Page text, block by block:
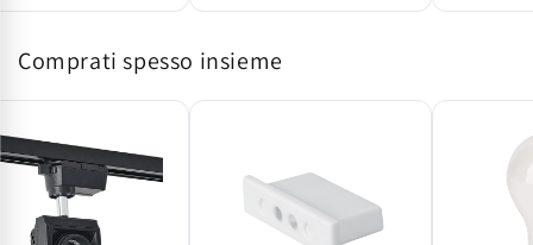
Comprati spesso insieme